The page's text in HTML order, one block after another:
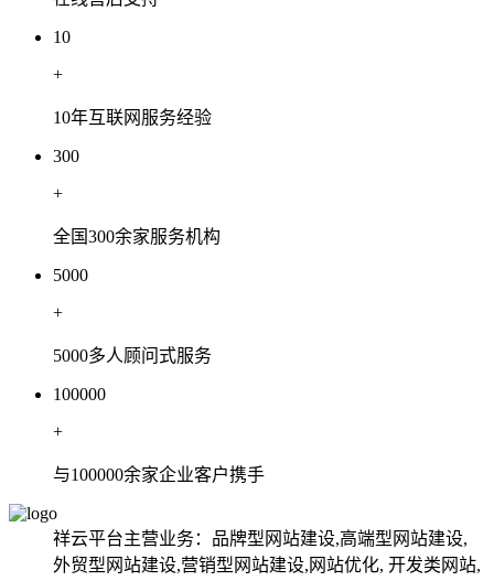
10
+
10年互联网服务经验
300
+
全国300余家服务机构
5000
+
5000多人顾问式服务
100000
+
与100000余家企业客户携手
祥云平台主营业务：品牌型网站建设,高端型网站建设,
外贸型网站建设,营销型网站建设,网站优化, 开发类网站,